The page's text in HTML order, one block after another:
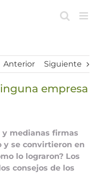
Anterior Siguiente
empresa
medianas firmas
y se convirtieron en
lo lograron? Los
consejos de los